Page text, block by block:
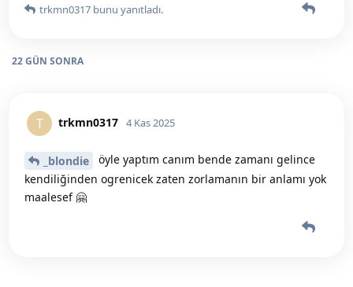
trkmn0317 bunu yanıtladı.
22 GÜN SONRA
T trkmn0317 4 Kas 2025
_blondie
öyle yaptım canım bende zamanı gelince
kendiliğinden ogrenicek zaten zorlamanın bir anlamı yok
maalesef 🤗